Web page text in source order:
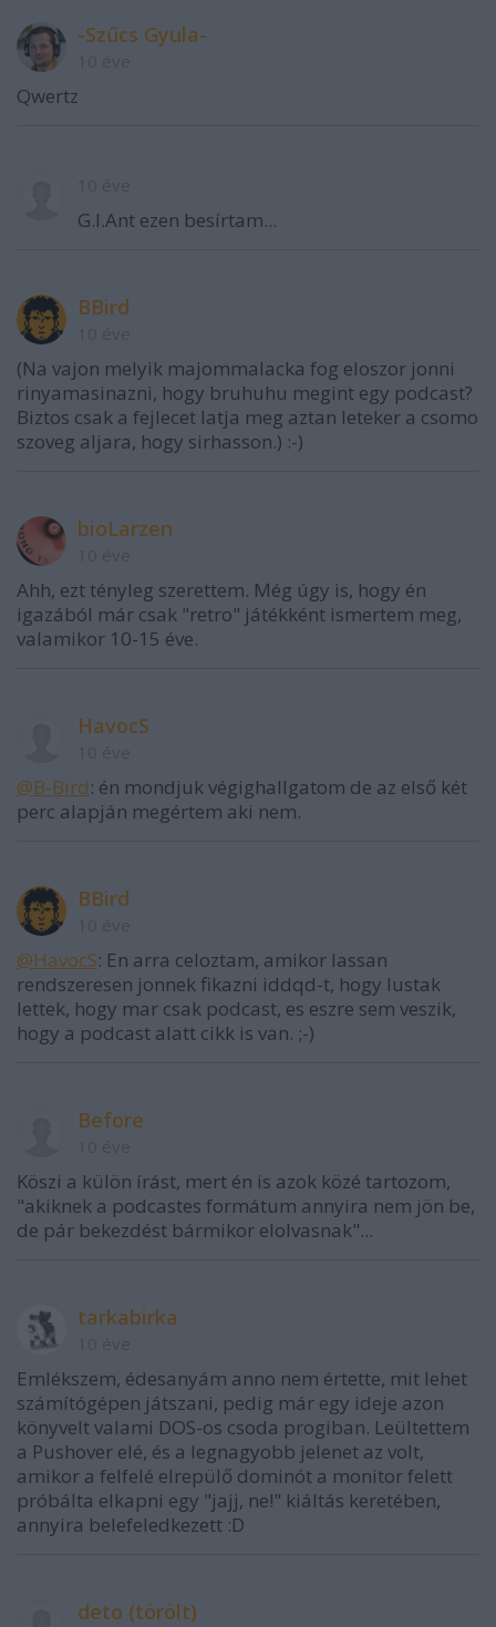
-Szűcs Gyula-
Qwertz
G.I.Ant ezen besírtam...
BBird
(Na vajon melyik majommalacka fog eloszor jonni
rinyamasinazni, hogy bruhuhu megint egy podcast?
Biztos csak a fejlecet latja meg aztan leteker a csomo
szoveg aljara, hogy sirhasson.) :-)
bioLarzen
Ahh, ezt tényleg szerettem. Még úgy is, hogy én
igazából már csak "retro" játékként ismertem meg,
valamikor 10-15 éve.
HavocS
@B-Bird: én mondjuk végighallgatom de az első két
perc alapján megértem aki nem.
BBird
@HavocS: En arra celoztam, amikor lassan
rendszeresen jonnek fikazni iddqd-t, hogy lustak
lettek, hogy mar csak podcast, es eszre sem veszik,
hogy a podcast alatt cikk is van. ;-)
Before
Köszi a külön írást, mert én is azok közé tartozom,
"akiknek a podcastes formátum annyira nem jön be,
de pár bekezdést bármikor elolvasnak"...
tarkabirka
Emlékszem, édesanyám anno nem értette, mit lehet
számítógépen játszani, pedig már egy ideje azon
könyvelt valami DOS-os csoda progiban. Leültettem
a Pushover elé, és a legnagyobb jelenet az volt,
amikor a felfelé elrepülő dominót a monitor felett
próbálta elkapni egy "jajj, ne!" kiáltás keretében,
annyira belefeledkezett :D
deto (törölt)